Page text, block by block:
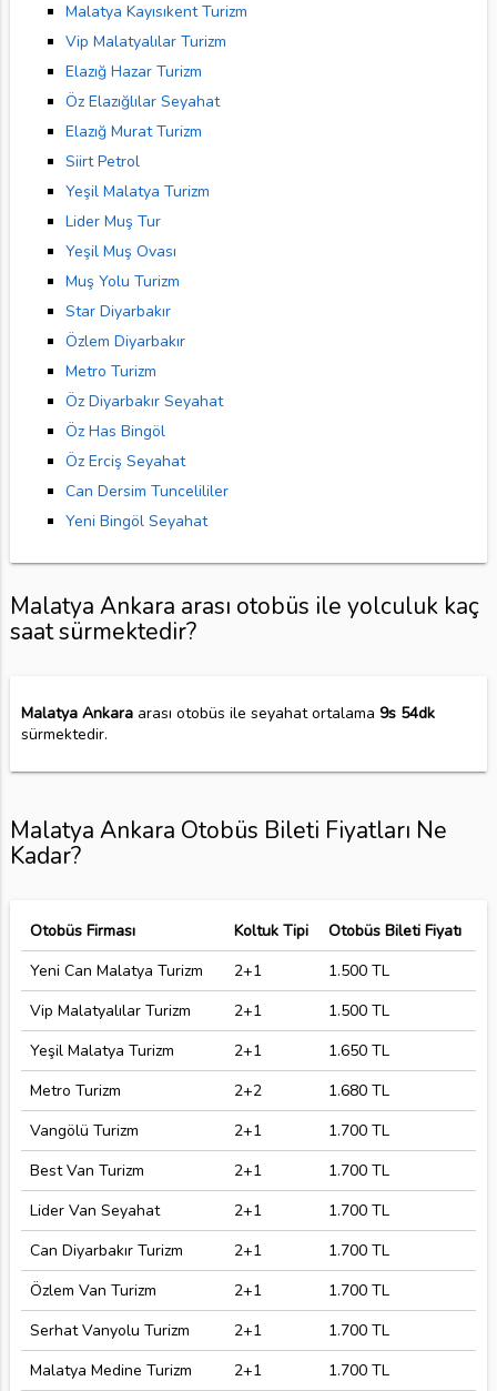
Malatya Kayısıkent Turizm
Vip Malatyalılar Turizm
Elazığ Hazar Turizm
Öz Elazığlılar Seyahat
Elazığ Murat Turizm
Siirt Petrol
Yeşil Malatya Turizm
Lider Muş Tur
Yeşil Muş Ovası
Muş Yolu Turizm
Star Diyarbakır
Özlem Diyarbakır
Metro Turizm
Öz Diyarbakır Seyahat
Öz Has Bingöl
Öz Erciş Seyahat
Can Dersim Tuncelililer
Yeni Bingöl Seyahat
Malatya Ankara arası otobüs ile yolculuk kaç
saat sürmektedir?
Malatya Ankaraarası otobüs ile seyahat ortalama 9s 54dk
sürmektedir.
Malatya Ankara Otobüs Bileti Fiyatları Ne
Kadar?
Otobüs Firması Koltuk Tipi
Otobüs Bileti Fiyatı
Yeni Can Malatya Turizm
2+1
1.500 TL
Vip Malatyalılar Turizm
2+1
1.500 TL
Yeşil Malatya Turizm
2+1
1.650 TL
Metro Turizm
2+2
1.680 TL
Vangölü Turizm
2+1
1.700 TL
Best Van Turizm
2+1
1.700 TL
Lider Van Seyahat
2+1
1.700 TL
Can Diyarbakır Turizm
2+1
1.700 TL
Özlem Van Turizm
2+1
1.700 TL
Serhat Vanyolu Turizm
2+1
1.700 TL
Malatya Medine Turizm
2+1
1.700 TL